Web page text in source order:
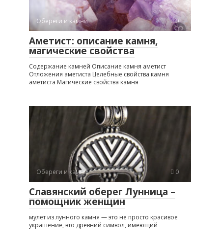
Обереги и камни 0
Аметист: описание камня,
магические свойства
Содержание камней Описание камня аметист
Отложения аметиста Целебные свойства камня
аметиста Магические свойства камня
Обереги и камни 0
Славянский оберег Лунница –
помощник женщин
мулет из лунного камня — это не просто красивое
украшение, это древний символ, имеющий